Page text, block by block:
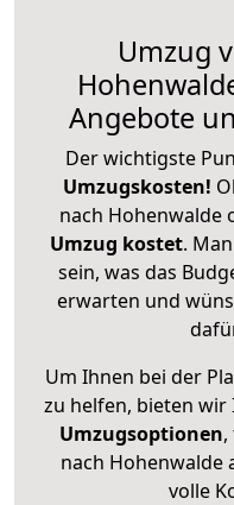
Umzug
Angebote
Der wichtigste
Umzugskosten!
nach Hohenwalde
Umzug kostet.
sein, was das
erwarten und
Um Ihnen bei der
zu helfen, bieten wir
Umzugsoptionen
nach Hohenwalde
volle